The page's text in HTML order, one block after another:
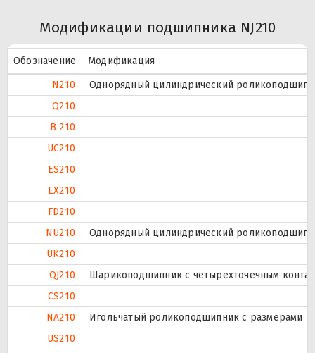
Модификации подшипника NJ210
Обозначение
Модификация
N210
Однорядный цилиндрический
Q210
B 210
UC210
ES210
EX210
FD210
NU210
Однорядный цилиндрический
UK210
QJ210
Шарикоподшипник с четырехточечным
CS210
NA210
Игольчатый роликоподшипник с размерами
US210